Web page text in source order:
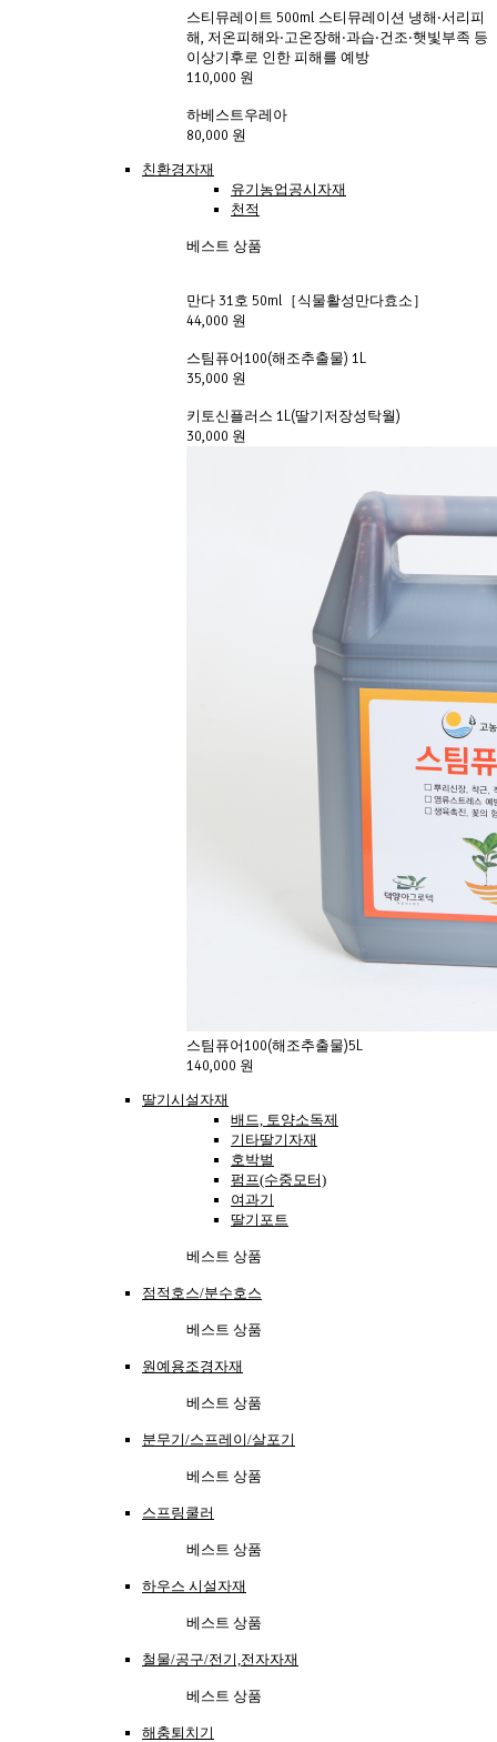
스티뮤레이트 500ml 스티뮤레이션 냉해·서리피
해, 저온피해와·고온장해·과습·건조·햇빛부족 등
이상기후로 인한 피해를 예방
110,000 원
하베스트우레아
80,000 원
친환경자재
유기농업공시자재
천적
베스트 상품
만다 31호 50ml［식물활성만다효소］
44,000 원
스팀퓨어100(해조추출물) 1L
35,000 원
키토신플러스 1L(딸기저장성탁월)
30,000 원
스팀퓨어100(해조추출물)5L
140,000 원
딸기시설자재
배드, 토양소독제
기타딸기자재
호박벌
펌프(수중모터)
여과기
딸기포트
베스트 상품
점적호스/분수호스
베스트 상품
원예용조경자재
베스트 상품
분무기/스프레이/살포기
베스트 상품
스프링쿨러
베스트 상품
하우스 시설자재
베스트 상품
철물/공구/전기,전자자재
베스트 상품
해충퇴치기